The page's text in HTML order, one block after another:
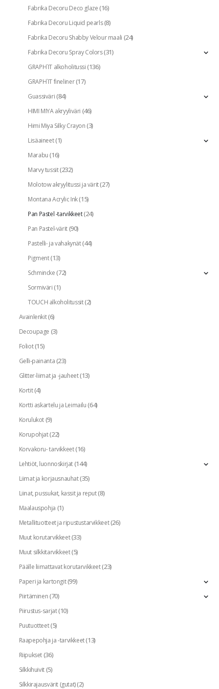
Fabrika Decoru Deco glaze(16)
Fabrika Decoru Liquid pearls(8)
Fabrika Decoru Shabby Velour maali (24)
Fabrika Decoru Spray Colors(31)
GRAPH`IT alkoholitussi(136)
GRAPH`IT fineliner(17)
Guassiväri(84)
HIMI MIYA akryyliväri (46)
Himi Miya Silky Crayon(3)
Lisäaineet(1)
Marabu (16)
Marvy tussit(232)
Molotow akryylitussi ja värit(27)
Montana Acrylic Ink(15)
Pan Pastel -tarvikkeet(24)
Pan Pastel-värit(90)
Pastelli- ja vahakynät(44)
Pigment(13)
Schmincke(72)
Sormiväri(1)
TOUCH alkoholitussit(2)
Avainlenkit(6)
Decoupage (3)
Foliot(15)
Gelli-painanta(23)
Glitter-liimat ja -jauheet(13)
Kortit(4)
Kortti askartelu ja Leimailu(64)
Korulukot(9)
Korupohjat(22)
Korvakoru- tarvikkeet(16)
Lehtiöt, luonnoskirjat(144)
Liimat ja korjausnauhat(35)
Liinat, pussukat, kassit ja reput(8)
Maalauspohja (1)
Metallituotteet ja ripustustarvikkeet(26)
Muut korutarvikkeet(33)
Muut silkkitarvikkeet(5)
Päälle liimattavat korutarvikkeet(23)
Paperi ja kartongit(99)
Piirtäminen(70)
Piirustus-sarjat(10)
Puutuotteet(5)
Raapepohja ja -tarvikkeet(13)
Riipukset(36)
Silkkihuivit(5)
Silkkirajausvärit (gutat)(2)